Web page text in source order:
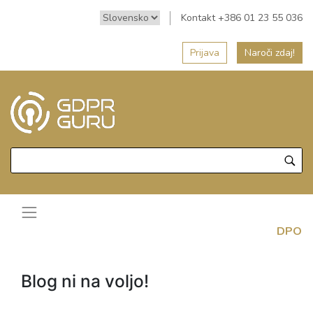
Kontakt +386 01 23 55 036
Prijava Naroči zdaj!
DPO
Blog ni na voljo!